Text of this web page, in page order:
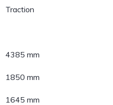
Traction
4385 mm
1850 mm
1645 mm